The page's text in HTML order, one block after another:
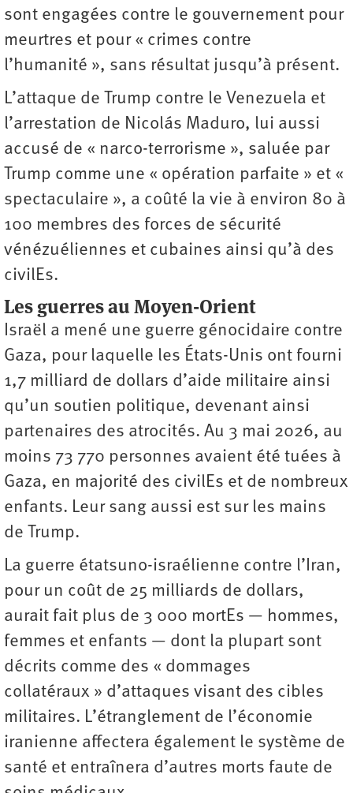
sont engagées contre le gouvernement pour
meurtres et pour « crimes contre
l’humanité », sans résultat jusqu’à présent.
L’attaque de Trump contre le Venezuela et
l’arrestation de Nicolás Maduro, lui aussi
accusé de « narco-terrorisme », saluée par
Trump comme une « opération parfaite » et «
spectaculaire », a coûté la vie à environ 80 à
100 membres des forces de sécurité
vénézuéliennes et cubaines ainsi qu’à des
civilEs.
Les guerres au Moyen-Orient
Israël a mené une guerre génocidaire contre
Gaza, pour laquelle les États-Unis ont fourni
1,7 milliard de dollars d’aide militaire ainsi
qu’un soutien politique, devenant ainsi
partenaires des atrocités. Au 3 mai 2026, au
moins 73 770 personnes avaient été tuées à
Gaza, en majorité des civilEs et de nombreux
enfants. Leur sang aussi est sur les mains
de Trump.
La guerre étatsuno-israélienne contre l’Iran,
pour un coût de 25 milliards de dollars,
aurait fait plus de 3 000 mortEs — hommes,
femmes et enfants — dont la plupart sont
décrits comme des « dommages
collatéraux » d’attaques visant des cibles
militaires. L’étranglement de l’économie
iranienne affectera également le système de
santé et entraînera d’autres morts faute de